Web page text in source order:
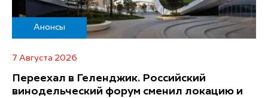
Анонсы
7 Августа 2026
Переехал в Геленджик. Российский
винодельческий форум сменил локацию и